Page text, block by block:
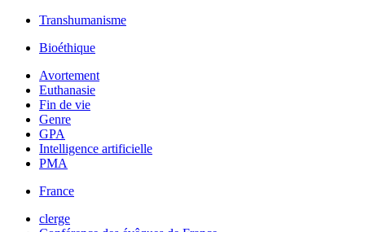
Transhumanisme
Bioéthique
Avortement
Euthanasie
Fin de vie
Genre
GPA
Intelligence artificielle
PMA
France
clerge